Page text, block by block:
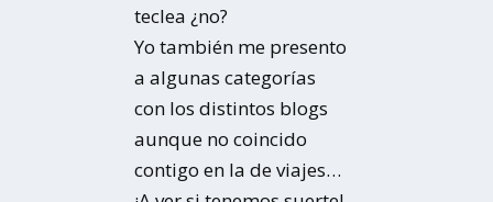
teclea ¿no?
Yo también me presento
a algunas categorías
con los distintos blogs
aunque no coincido
contigo en la de viajes…